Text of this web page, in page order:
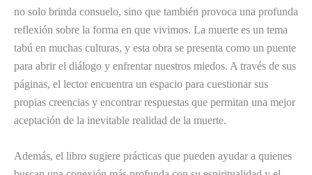
no solo brinda consuelo, sino que también provoca una profunda
reflexión sobre la forma en que vivimos. La muerte es un tema
tabú en muchas culturas, y esta obra se presenta como un puente
para abrir el diálogo y enfrentar nuestros miedos. A través de sus
páginas, el lector encuentra un espacio para cuestionar sus
propias creencias y encontrar respuestas que permitan una mejor
aceptación de la inevitable realidad de la muerte.
Además, el libro sugiere prácticas que pueden ayudar a quienes